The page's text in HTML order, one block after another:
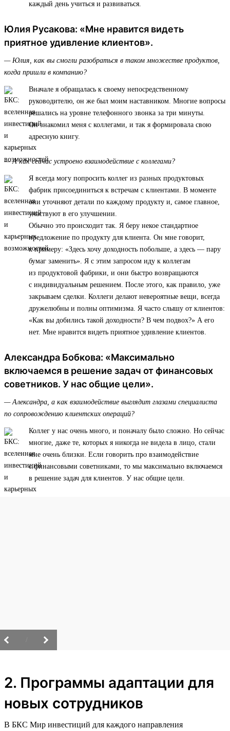
каждый день учиться и развиваться.
Юлия Русакова: «Мне нравится видеть
приятное удивление клиентов».
— Юлия, как вы смогли разобраться в таком множестве продуктов,
когда пришли в компанию?
Вначале я обращалась к своему непосредственному
руководителю, он же был моим наставником. Многие вопросы
решались на уровне телефонного звонка за три минуты.
Он знакомил меня с коллегами, и так я формировала свою
адресную книгу.
— А как сейчас устроено взаимодействие с коллегами?
Я всегда могу попросить коллег из разных продуктовых
фабрик присоединиться к встречам с клиентами. В моменте
они уточняют детали по каждому продукту и, самое главное,
участвуют в его улучшении.
Обычно это происходит так. Я беру некое стандартное
предложение по продукту для клиента. Он мне говорит,
к примеру: «Здесь хочу доходность побольше, а здесь — пару
бумаг заменить». Я с этим запросом иду к коллегам
из продуктовой фабрики, и они быстро возвращаются
с индивидуальным решением. После этого, как правило, уже
закрываем сделки. Коллеги делают невероятные вещи, всегда
дружелюбны и полны оптимизма. Я часто слышу от клиентов:
«Как вы добились такой доходности? В чем подвох?» А его
нет. Мне нравится видеть приятное удивление клиентов.
Александра Бобкова: «Максимально
включаемся в решение задач от финансовых
советников. У нас общие цели».
— Александра, а как взаимодействие выглядит глазами специалиста
по сопровождению клиентских операций?
Коллег у нас очень много, и поначалу было сложно. Но сейчас
многие, даже те, которых я никогда не видела в лицо, стали
мне очень близки. Если говорить про взаимодействие
с финансовыми советниками, то мы максимально включаемся
в решение задач для клиентов. У нас общие цели.
2. Программы адаптации для
новых сотрудников
В БКС Мир инвестиций для каждого направления